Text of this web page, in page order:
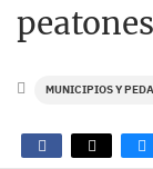
MUNICIPIOS Y